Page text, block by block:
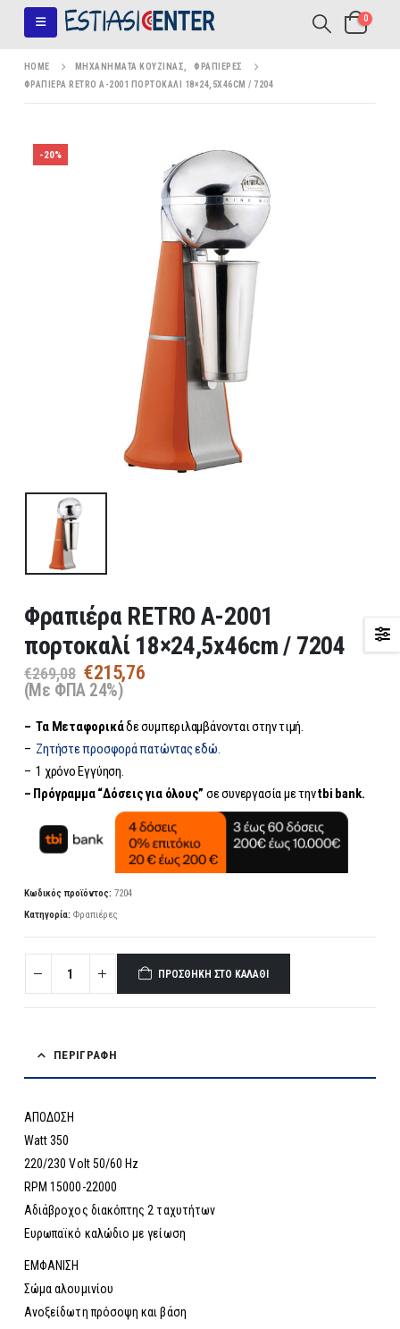
0
HOME ΜΗΧΑΝΉΜΑΤΑ ΚΟΥΖΊΝΑΣ
ΦΡΑΠΙΈΡΕΣ
ΦΡΑΠΙΈΡΑ RETRO Α-2001 ΠΟΡΤΟΚΑΛΊ 18×24,5X46CM / 7204
-20%
Φραπιέρα RETRO Α-2001
πορτοκαλί 18×24,5x46cm / 7204
€269,08 Original
price
€269,08.
€215,76Η
είναι:
€215,76.
(Με ΦΠΑ 24%)
– Τα Μεταφορικάδε συμπεριλαμβάνονται στην τιμή.
– Ζητήστε προσφορά πατώντας εδώ.
– 1 χρόνο Εγγύηση.
– Πρόγραμμα “Δόσεις για όλους” σε συνεργασία με τηνtbi bank.
Κωδικός προϊόντος: 7204
Κατηγορία: Φραπιέρες
ΠΡΟΣΘΉΚΗ ΣΤΟ ΚΑΛΆΘΙ
ΠΕΡΙΓΡΑΦΉ
ΑΠΟΔΟΣΗ
Watt 350
220/230 Volt 50/60 Hz
RPM 15000-22000
Αδιάβροχος διακόπτης 2 ταχυτήτων
Ευρωπαϊκό καλώδιο με γείωση
ΕΜΦΑΝΙΣΗ
Σώμα αλουμινίου
Ανοξείδωτη πρόσοψη και βάση